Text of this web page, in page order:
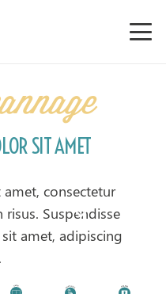
SIT AMET
consectetur
Suspendisse
amet, adipiscing